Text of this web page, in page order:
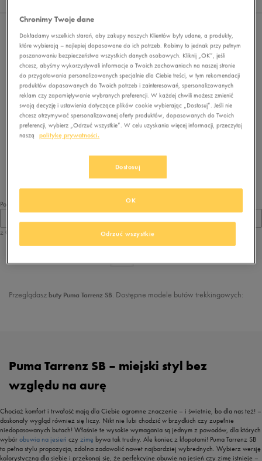
Brak produktów do wyświetlenia
usuń wybrane filtry
Pokaż
z 0
Przeglądasz buty Puma Tarrenz SB. Dostępne modele butów trekkingowych:
Puma Tarrenz SB – miejski styl bez
względu na aurę
Chociaż komfort i trwałość mają dla Ciebie ogromne znaczenie – i świetnie, bo dla nas też! –
doskonały wygląd również się liczy. Nikt nie lubi chodzić w brzydkich czy zupełnie
niedopasowanych butach! Właśnie te wysokie wymagania są jednym z powodów, dla których
wybórobuwia na jesień czy zimę bywa tak trudny. Ale koniec z kłopotami! Puma Tarrenz SB
to pełna stylu propozycja, zdolna zadowolić nawet najbardziej wybrednych. Wybierz wersję
kolorystyczną dla siebie i przekonaj się, że perfekcyjne obuwie na jesień czy zimę istnieje –
Chronimy Twoje dane
Dokładamy wszelkich starań, aby zakupy naszych Klientów były udane, a produkty,
które wybierają – najlepiej dopasowane do ich potrzeb. Robimy to jednak przy pełnym
poszanowaniu bezpieczeństwa wszystkich danych osobowych. Kliknij „OK”, jeśli
chcesz, abyśmy wykorzystywali informacje o Twoich zachowaniach na naszej stronie
do przygotowania personalizowanych specjalnie dla Ciebie treści, w tym rekomendacji
produktów dopasowanych do Twoich potrzeb i zainteresowań, spersonalizowanych
reklam czy zapamiętywanie wybranych preferencji. W każdej chwili możesz zmienić
swoją decyzję i ustawienia dotyczące plików cookie wybierając „Dostosuj”. Jeśli nie
chcesz otrzymywać spersonalizowanej oferty produktów, dopasowanych do Twoich
preferencji, wybierz „Odrzuć wszystkie”. W celu uzyskania więcej informacji, przeczytaj
naszą
politykę prywatności.
Dostosuj
Odrzuć wszystkie
OK